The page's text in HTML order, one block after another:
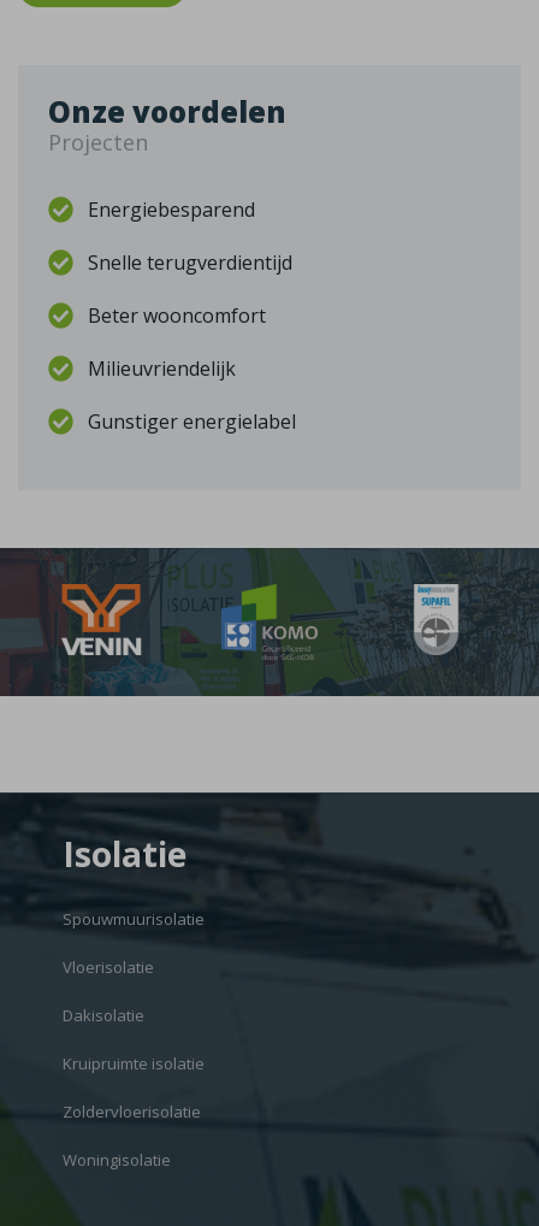
Onze voordelen
Projecten
Energiebesparend
Snelle terugverdientijd
Beter wooncomfort
Milieuvriendelijk
Gunstiger energielabel
Isolatie
Spouwmuurisolatie
Vloerisolatie
Dakisolatie
Kruipruimte isolatie
Zoldervloerisolatie
Woningisolatie